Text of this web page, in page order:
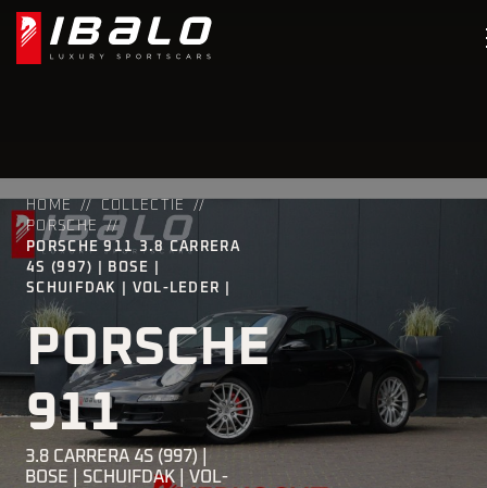
HOME
COLLECTIE
PORSCHE
PORSCHE 911 3.8 CARRERA
4S (997) | BOSE |
SCHUIFDAK | VOL-LEDER |
PORSCHE
911
3.8 CARRERA 4S (997) |
BOSE | SCHUIFDAK | VOL-